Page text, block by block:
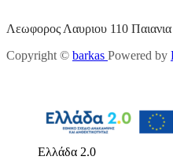
Λεωφορος Λαυριου 110 Παιανια
Copyright © barkas Powered by
Ελλάδα 2.0